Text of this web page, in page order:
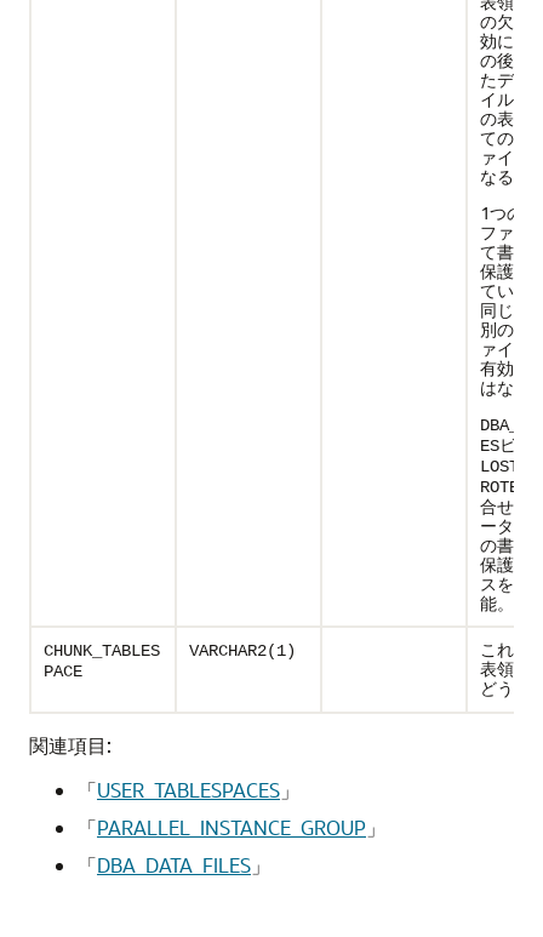
の欠落
効にす
の後で
たデー
イルを
の表領
てのデ
ァイル
なる。
1つの
ファイ
て書込
保護を
ている
同じ表
別のデ
ァイル
有効に
はない
ESビュ
ROTECT
合せに
ータ・
の書込
保護の
スをチ
能。
CHUNK_TABLES
PACE
VARCHAR2(1)
これが
表領域
どうか(
関連項目:
「USER_TABLESPACES 」
「PARALLEL_INSTANCE_GROUP 」
「DBA_DATA_FILES 」